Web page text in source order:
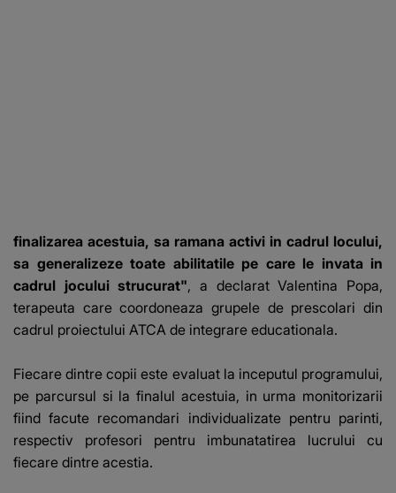
finalizarea acestuia, sa ramana activi in cadrul locului,
sa generalizeze toate abilitatile pe care le invata in
cadrul jocului strucurat", a declarat Valentina Popa,
terapeuta care coordoneaza grupele de prescolari din
cadrul proiectului ATCA de integrare educationala.
Fiecare dintre copii este evaluat la inceputul programului,
pe parcursul si la finalul acestuia, in urma monitorizarii
fiind facute recomandari individualizate pentru parinti,
respectiv profesori pentru imbunatatirea lucrului cu
fiecare dintre acestia.